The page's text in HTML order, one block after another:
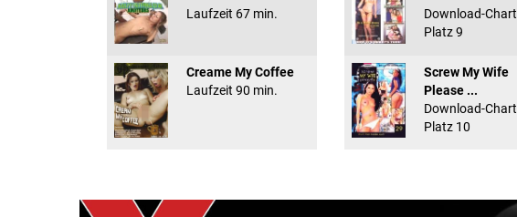
Laufzeit 67 min.
Creame My Coffee
Laufzeit 90 min.
Download-Chart
Platz 9
Screw My Wife
Please ...
Download-Chart
Platz 10